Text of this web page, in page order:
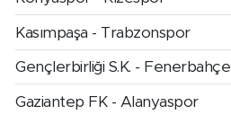
Kasımpaşa - Trabzonspor
Gençlerbirliği S.K. - Fenerbahçe
Gaziantep FK - Alanyaspor